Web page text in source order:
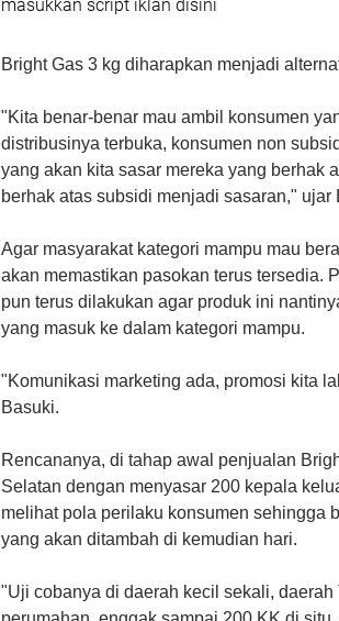
masukkan script iklan disini
Bright Gas 3 kg diharapkan menjadi
"Kita benar-benar mau ambil konsumen
distribusinya terbuka, konsumen non
yang akan kita sasar mereka yang berhak
berhak atas subsidi menjadi sasaran," ujar
Agar masyarakat kategori mampu mau
akan memastikan pasokan terus tersedia.
pun terus dilakukan agar produk ini
yang masuk ke dalam kategori mampu.
"Komunikasi marketing ada, promosi kita
Basuki.
Rencananya, di tahap awal penjualan
Selatan dengan menyasar 200 kepala
melihat pola perilaku konsumen sehingga
yang akan ditambah di kemudian hari.
"Uji cobanya di daerah kecil sekali,